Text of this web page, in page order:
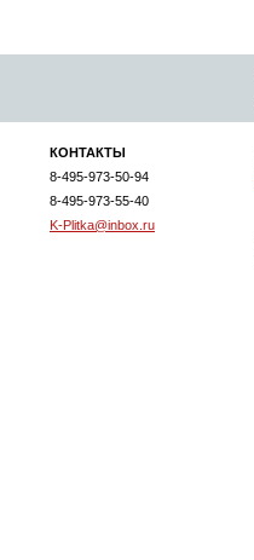
КОНТАКТЫ
8-495-973-50-94
8-495-973-55-40
K-Plitka@inbox.ru